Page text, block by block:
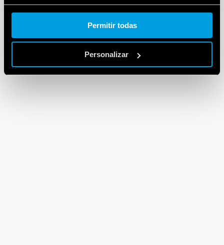
Cookie policy.
Permitir todas
Personalizar